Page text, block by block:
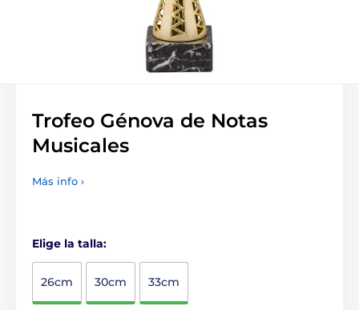
Trofeo Génova de Notas
Musicales
Más info ›
Elige la talla:
26cm 30cm 33cm